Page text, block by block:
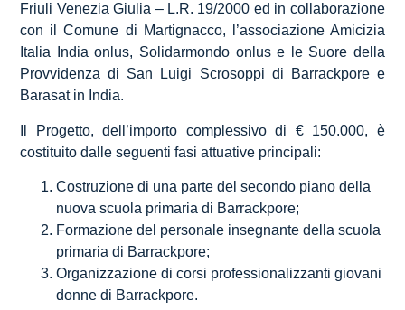
Friuli Venezia Giulia – L.R. 19/2000 ed in collaborazione
con il Comune di Martignacco, l’associazione Amicizia
Italia India onlus, Solidarmondo onlus e le Suore della
Provvidenza di San Luigi Scrosoppi di Barrackpore e
Barasat in India.
Il Progetto, dell’importo complessivo di € 150.000, è
costituito dalle seguenti fasi attuative principali:
Costruzione di una parte del secondo piano della
nuova scuola primaria di Barrackpore;
Formazione del personale insegnante della scuola
primaria di Barrackpore;
Organizzazione di corsi professionalizzanti giovani
donne di Barrackpore.